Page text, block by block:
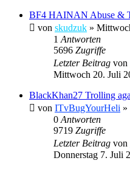
BF4 HAINAN Abuse &
von skudzuk »
1 Antworten
5696 Zugriffe
Letzter Beitrag von
Mittwoch 20. Juli
BlackKhan27 Trolling
von ITvBugYourHeli »
0 Antworten
9719 Zugriffe
Letzter Beitrag von
Donnerstag 7. Juli